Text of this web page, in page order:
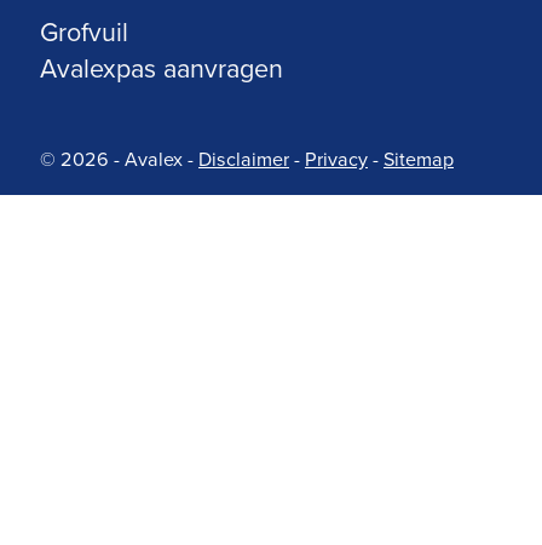
Grofvuil
Avalexpas aanvragen
© 2026 - Avalex- Disclaimer- Privacy-Sitemap